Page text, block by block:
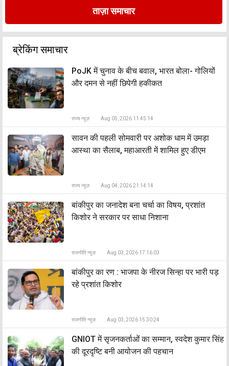
ताज़ा समाचार
ब्रेकिंग समाचार
PoJK में चुनाव के बीच बवाल, भारत बोला- गोलियों
और दमन से नहीं छिपेगी हकीकत
राज्य न्यूज़ Aug 05, 2026 11:45:14
सावन की पहली सोमवारी पर अशोक धाम में उमड़ा
आस्था का सैलाब, महाआरती में शामिल हुए डीएम
राज्य न्यूज़ Aug 04, 2026 21:14:14
बांकीपुर का जनादेश बना चर्चा का विषय, प्रशांत
किशोर ने सरकार पर साधा निशाना
राजनीति न्यूज़ Aug 03, 2026 17:16:03
बांकीपुर का रण : भाजपा के नीरज सिन्हा पर भारी पड़
रहे प्रशांत किशोर
राजनीति न्यूज़ Aug 03, 2026 15:30:24
GNIOT में सृजनकर्ताओं का सम्मान, स्वदेश कुमार सिंह
की दूरदृष्टि बनी आयोजन की पहचान